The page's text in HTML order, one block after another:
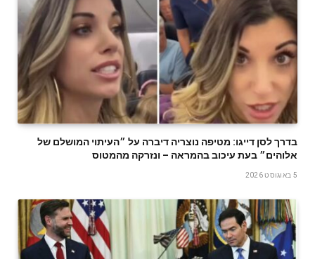
בדרך לסן דייגו: מטיפה נוצריה דיברה על ״העיתוי המושלם של
אלוהים״ בעת עיכוב בהמראה – ונזרקה מהמטוס
5 באוגוסט 2026